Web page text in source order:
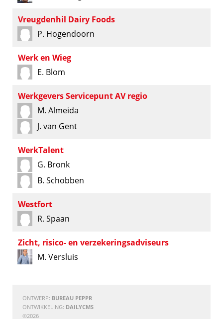
Vreugdenhil Dairy Foods
P. Hogendoorn
Werk en Wieg
E. Blom
Werkgevers Servicepunt AV regio
M. Almeida
J. van Gent
WerkTalent
G. Bronk
B. Schobben
Westfort
R. Spaan
Zicht, risico- en verzekeringsadviseurs
M. Versluis
ONTWERP: BUREAU PEPPR
ONTWIKKELING: DAILYCMS
©2026